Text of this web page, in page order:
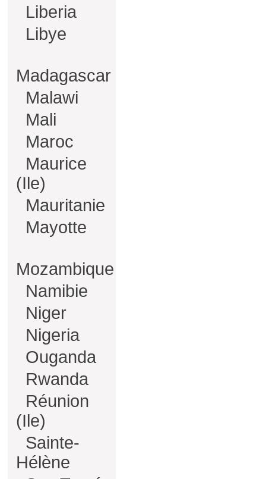
Liberia
Libye
Madagascar
Malawi
Mali
Maroc
Maurice
(Ile)
Mauritanie
Mayotte
Mozambique
Namibie
Niger
Nigeria
Ouganda
Rwanda
Réunion
(Ile)
Sainte-
Hélène